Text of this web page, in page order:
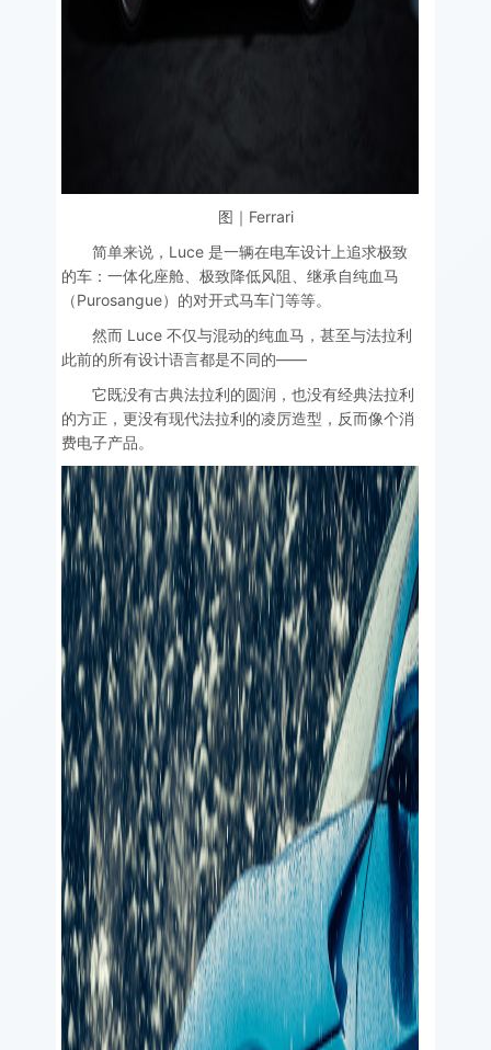
图｜Ferrari
简单来说，Luce 是一辆在电车设计上追求极致
的车：一体化座舱、极致降低风阻、继承自纯血马
（Purosangue）的对开式马车门等等。
然而 Luce 不仅与混动的纯血马，甚至与法拉利
此前的所有设计语言都是不同的——
它既没有古典法拉利的圆润，也没有经典法拉利
的方正，更没有现代法拉利的凌厉造型，反而像个消
费电子产品。